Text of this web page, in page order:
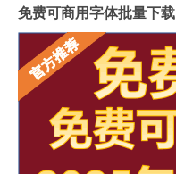
免费可商用字体批量下载